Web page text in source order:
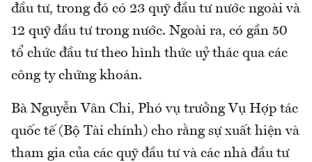
đầu tư, trong đó có 23 quỹ đầu tư nước ngoài và
12 quỹ đầu tư trong nước. Ngoài ra, có gần 50
tổ chức đầu tư theo hình thức uỷ thác qua các
công ty chứng khoán.
Bà Nguyễn Vân Chi, Phó vụ trưởng Vụ Hợp tác
quốc tế (Bộ Tài chính) cho rằng sự xuất hiện và
tham gia của các quỹ đầu tư và các nhà đầu tư